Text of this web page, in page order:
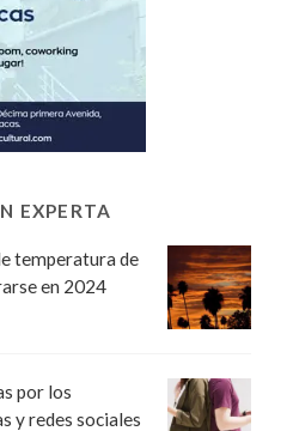
EXPERTA
temperatura de
en 2024
por los
y redes sociales